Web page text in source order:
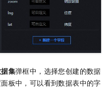
集弹框中，选择您创建的数据
面板中，可以看到数据表中的字